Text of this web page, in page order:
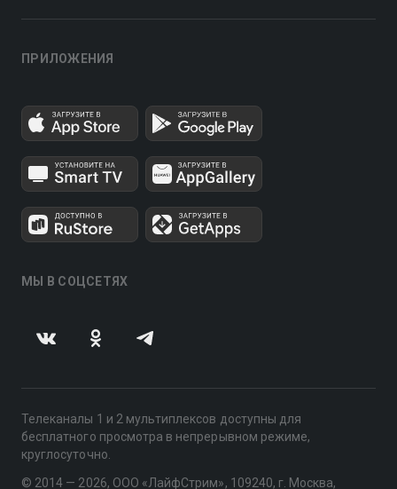
ПРИЛОЖЕНИЯ
МЫ В СОЦСЕТЯХ
Телеканалы 1 и 2 мультиплексов доступны для
бесплатного просмотра в непрерывном режиме,
круглосуточно.
© 2014 — 2026, ООО «ЛайфСтрим», 109240, г. Москва,